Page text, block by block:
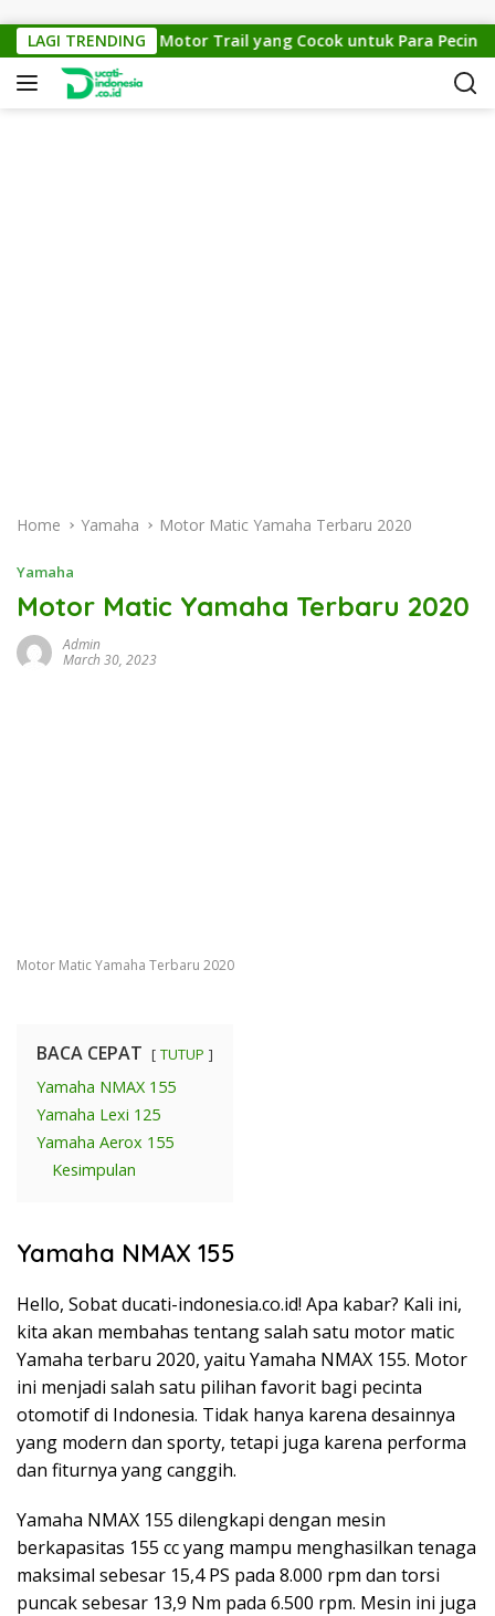
LAGI TRENDING
KTM Cross 150: Motor Trail yang Cocok untuk Para Pecinta
Home Yamaha Motor Matic Yamaha Terbaru 2020
Yamaha
Motor Matic Yamaha Terbaru 2020
Admin
March 30, 2023
Motor Matic Yamaha Terbaru 2020
BACA CEPAT TUTUP
Yamaha NMAX 155
Yamaha Lexi 125
Yamaha Aerox 155
Kesimpulan
Yamaha NMAX 155
Hello, Sobat ducati-indonesia.co.id! Apa kabar? Kali ini,
kita akan membahas tentang salah satu motor matic
Yamaha terbaru 2020, yaitu Yamaha NMAX 155. Motor
ini menjadi salah satu pilihan favorit bagi pecinta
otomotif di Indonesia. Tidak hanya karena desainnya
yang modern dan sporty, tetapi juga karena performa
dan fiturnya yang canggih.
Yamaha NMAX 155 dilengkapi dengan mesin
berkapasitas 155 cc yang mampu menghasilkan tenaga
maksimal sebesar 15,4 PS pada 8.000 rpm dan torsi
puncak sebesar 13,9 Nm pada 6.500 rpm. Mesin ini juga